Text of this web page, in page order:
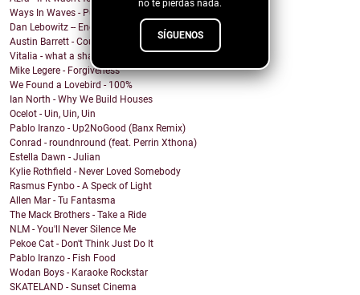
no te pierdas nada.
SÍGUENOS
Ways In Waves - Pulled to the Sky
Dan Lebowitz -- Enemies
Austin Barrett - Country Enuf
Vitalia - what a shame
Mike Legere - Forgiveness
We Found a Lovebird - 100%
Ian North - Why We Build Houses
Ocelot - Uin, Uin, Uin
Pablo Iranzo - Up2NoGood (Banx Remix)
Conrad - roundnround (feat. Perrin Xthona)
Estella Dawn - Julian
Kylie Rothfield - Never Loved Somebody
Rasmus Fynbo - A Speck of Light
Allen Mar - Tu Fantasma
The Mack Brothers - Take a Ride
NLM - You'll Never Silence Me
Pekoe Cat - Don't Think Just Do It
Pablo Iranzo - Fish Food
Wodan Boys - Karaoke Rockstar
SKATELAND - Sunset Cinema